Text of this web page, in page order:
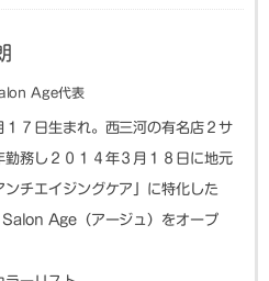
Age代表
１７日生まれ。西三河の有名店２サ
勤務し２０１４年３月１８日に地元
ンチエイジングケア」に特化した
Age（アージュ）をオープ